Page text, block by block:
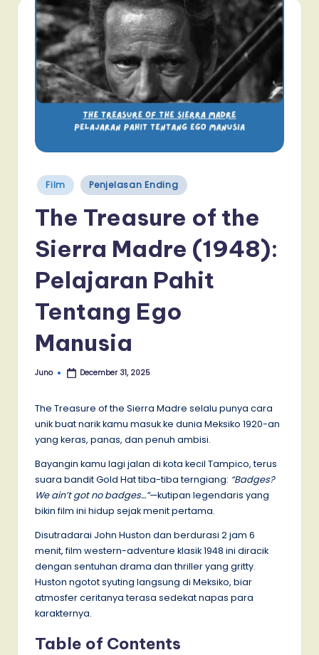
Posted
in
Film Penjelasan Ending
The Treasure of the
Sierra Madre (1948):
Pelajaran Pahit
Tentang Ego
Manusia
Posted
Juno December 31, 2025
The Treasure of the Sierra Madre selalu punya cara
unik buat narik kamu masuk ke dunia Meksiko 1920-an
yang keras, panas, dan penuh ambisi.
Bayangin kamu lagi jalan di kota kecil Tampico, terus
suara bandit Gold Hat tiba-tiba terngiang: “Badges?
We ain’t got no badges…”—kutipan legendaris yang
bikin film ini hidup sejak menit pertama.
Disutradarai John Huston dan berdurasi 2 jam 6
menit, film western-adventure klasik 1948 ini diracik
dengan sentuhan drama dan thriller yang gritty.
Huston ngotot syuting langsung di Meksiko, biar
atmosfer ceritanya terasa sedekat napas para
karakternya.
Table of Contents